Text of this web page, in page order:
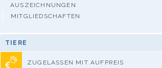
AUSZEICHNUNGEN
MITGLIEDSCHAFTEN
TIERE
ZUGELASSEN MIT AUFPREIS